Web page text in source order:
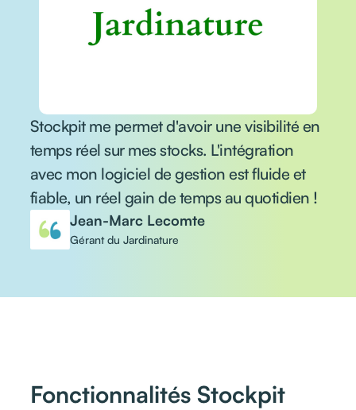
Jean-Marc Lecomte
Gérant du Jardinature
Stockpit me permet d'avoir une visibilité en
temps réel sur mes stocks. L'intégration
avec mon logiciel de gestion est fluide et
fiable, un réel gain de temps au quotidien !
Fonctionnalités Stockpit